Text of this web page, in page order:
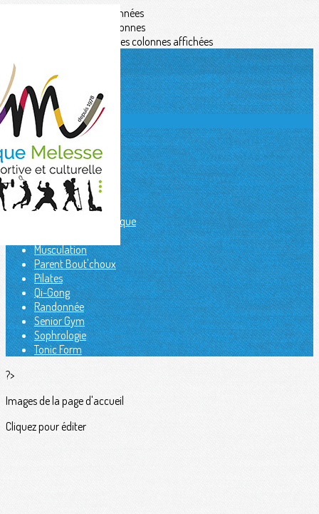
Exporter les lignes sélectionnées
Exporter toutes les colonnes
Exporter uniquement les colonnes affichées
Menu
<
>
Aïkido
Badminton
Capoeira
Danses africaines
Danse Moderne
Eveil corporel
Fit kids
Gymnastique artistique
Musculation
Parent Bout'choux
Pilates
Qi-Gong
Randonnée
Senior Gym
Sophrologie
Tonic Form
?>
Images de la page d'accueil
Cliquez pour éditer